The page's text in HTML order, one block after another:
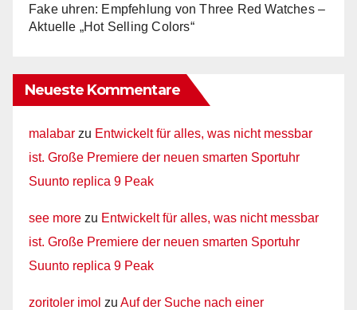
Fake uhren: Empfehlung von Three Red Watches –
Aktuelle „Hot Selling Colors“
Neueste Kommentare
malabar zu Entwickelt für alles, was nicht messbar
ist. Große Premiere der neuen smarten Sportuhr
Suunto replica 9 Peak
see more zu Entwickelt für alles, was nicht messbar
ist. Große Premiere der neuen smarten Sportuhr
Suunto replica 9 Peak
zoritoler imol zu Auf der Suche nach einer